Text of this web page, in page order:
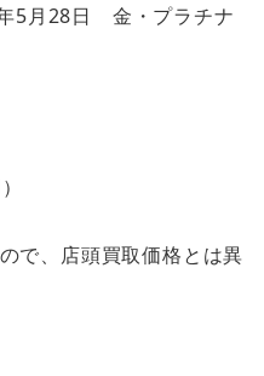
5月28日 金・プラチナ
で、店頭買取価格とは異